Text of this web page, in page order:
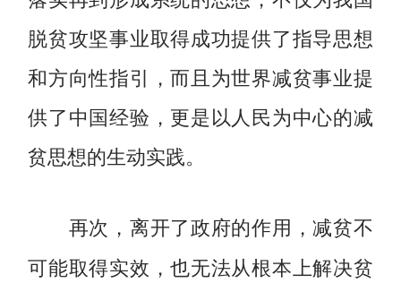
脱贫攻坚事业取得成功提供了指导思想
和方向性指引，而且为世界减贫事业提
供了中国经验，更是以人民为中心的减
贫思想的生动实践。
再次，离开了政府的作用，减贫不
可能取得实效，也无法从根本上解决贫